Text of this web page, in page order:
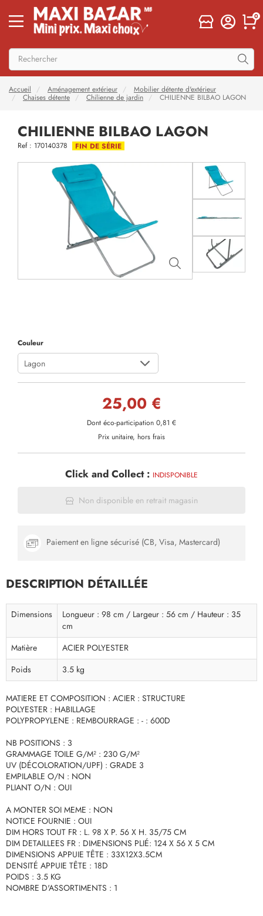
0
Accueil Aménagement extérieur
Mobilier détente d'extérieur
Chaises détente
Chilienne de jardin CHILIENNE BILBAO LAGON
CHILIENNE BILBAO LAGON
Ref : 170140378 FIN DE SÉRIE
Couleur
Lagon
25,00 €
Dont éco-participation 0,81 €
Prix unitaire, hors frais
Click and Collect : INDISPONIBLE
Non disponible en retrait magasin
Paiement en ligne sécurisé (CB, Visa, Mastercard)
DESCRIPTION DÉTAILLÉE
Dimensions
Longueur : 98 cm / Largeur : 56 cm / Hauteur : 35
cm
Matière
ACIER POLYESTER
Poids
3.5 kg
MATIERE ET COMPOSITION : ACIER : STRUCTURE
POLYESTER : HABILLAGE
POLYPROPYLENE : REMBOURRAGE : - : 600D
NB POSITIONS : 3
GRAMMAGE TOILE G/M² : 230 G/M²
UV (DÉCOLORATION/UPF) : GRADE 3
EMPILABLE O/N : NON
PLIANT O/N : OUI
A MONTER SOI MEME : NON
NOTICE FOURNIE : OUI
DIM HORS TOUT FR : L. 98 X P. 56 X H. 35/75 CM
DIM DETAILLEES FR : DIMENSIONS PLIÉ: 124 X 56 X 5 CM
DIMENSIONS APPUIE TÊTE : 33X12X3.5CM
DENSITÉ APPUIE TÊTE : 18D
POIDS : 3.5 KG
NOMBRE D'ASSORTIMENTS : 1